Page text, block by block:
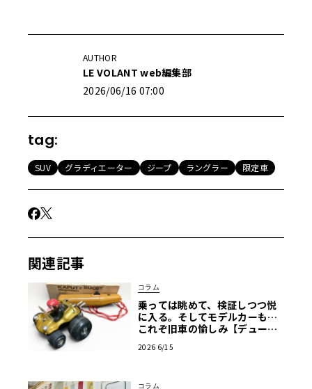
AUTHOR
LE VOLANT web編集部
2026/06/16 07:00
tag:
SUV グラディエーター ジープ ラングラー 限定車
関連記事
コラム
乗っては眺めて、検証しつつ悦
に入る。そしてモデルカーも…
これぞ旧車の愉しみ【デューン
2026 6/15
コラム